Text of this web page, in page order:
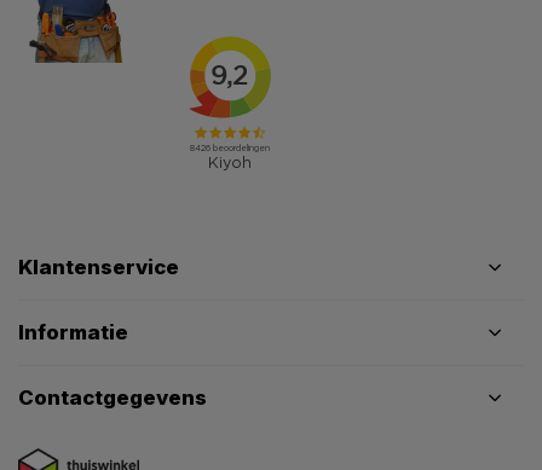
Klantenservice
Informatie
Contactgegevens